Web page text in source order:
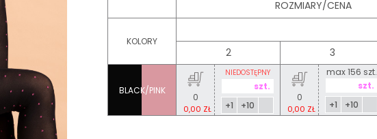
KOLORY
BLACK/PINK
ROZMIARY/CENA
2 3
0
0,00 ZŁ
NIEDOSTĘPNY
+1 +10
0
0,00 ZŁ
max 156 szt.
+1 +10